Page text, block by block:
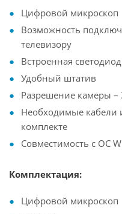
Цифровой микроскоп
Возможность
телевизору
Встроенная
Удобный штатив
Разрешение камеры
Необходимые кабели
комплекте
Совместимость с ОС
Комплектация:
Цифровой микроскоп